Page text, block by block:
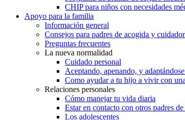
CHIP para niños con necesidades
Apoyo para la familia
Información general
Consejos para padres de acogida y
Preguntas frecuentes
La nueva normalidad
Cuidado personal
Aceptando, apenando, y
Como ayudar a tu hijo a vivir con
Relaciones personales
Cómo manejar tu vida diaria
Estar en contacto con otros padres
Los adolescentes